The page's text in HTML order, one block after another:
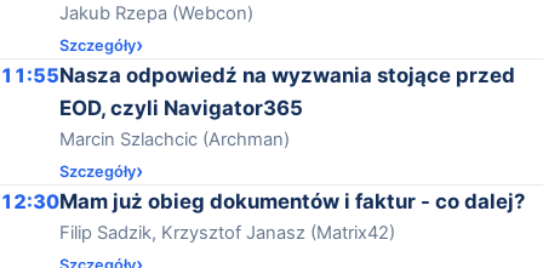
Jakub Rzepa (Webcon)
Szczegóły
11:55Nasza odpowiedź na wyzwania stojące przed
EOD, czyli Navigator365
Marcin Szlachcic (Archman)
Szczegóły
12:30Mam już obieg dokumentów i faktur - co dalej?
Filip Sadzik, Krzysztof Janasz (Matrix42)